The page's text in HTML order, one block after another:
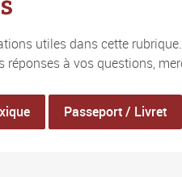
utiles dans cette rubrique.
réponses à vos questions,
Passeport / Livret